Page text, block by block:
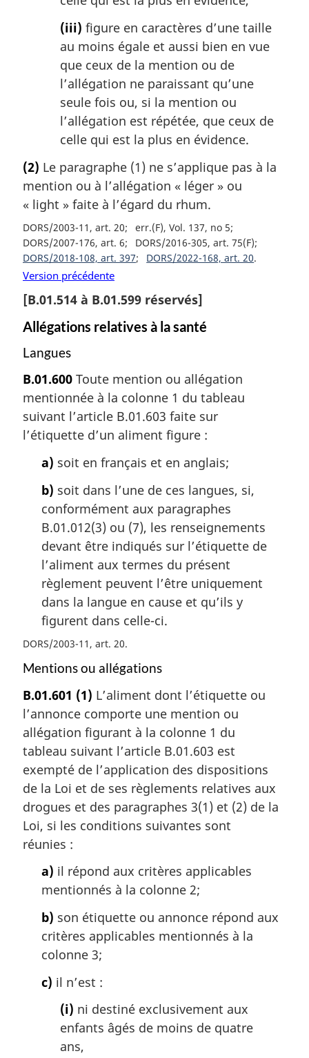
(iii) figure en caractères d’une taille
au moins égale et aussi bien en vue
que ceux de la mention ou de
l’allégation ne paraissant qu’une
seule fois ou, si la mention ou
l’allégation est répétée, que ceux de
celle qui est la plus en évidence.
(2) Le paragraphe (1) ne s’applique pas à la
mention ou à l’allégation « léger » ou
« light » faite à l’égard du rhum.
DORS/2003-11, art. 20
err.(F), Vol. 137, no 5
DORS/2007-176, art. 6
DORS/2016-305, art. 75(F)
DORS/2018-108, art. 397
DORS/2022-168, art. 20
Version précédente
[B.01.514 à B.01.599 réservés]
Allégations relatives à la santé
Langues
B.01.600 Toute mention ou allégation
mentionnée à la colonne 1 du tableau
suivant l’article B.01.603 faite sur
l’étiquette d’un aliment figure :
a) soit en français et en anglais;
b) soit dans l’une de ces langues, si,
conformément aux paragraphes
B.01.012(3) ou (7), les renseignements
devant être indiqués sur l’étiquette de
l’aliment aux termes du présent
règlement peuvent l’être uniquement
dans la langue en cause et qu’ils y
figurent dans celle-ci.
DORS/2003-11, art. 20
Mentions ou allégations
B.01.601 (1) L’aliment dont l’étiquette ou
l’annonce comporte une mention ou
allégation figurant à la colonne 1 du
tableau suivant l’article B.01.603 est
exempté de l’application des dispositions
de la Loi et de ses règlements relatives aux
drogues et des paragraphes 3(1) et (2) de la
Loi, si les conditions suivantes sont
réunies :
a) il répond aux critères applicables
mentionnés à la colonne 2;
b) son étiquette ou annonce répond aux
critères applicables mentionnés à la
colonne 3;
c) il n’est :
(i) ni destiné exclusivement aux
enfants âgés de moins de quatre
ans,